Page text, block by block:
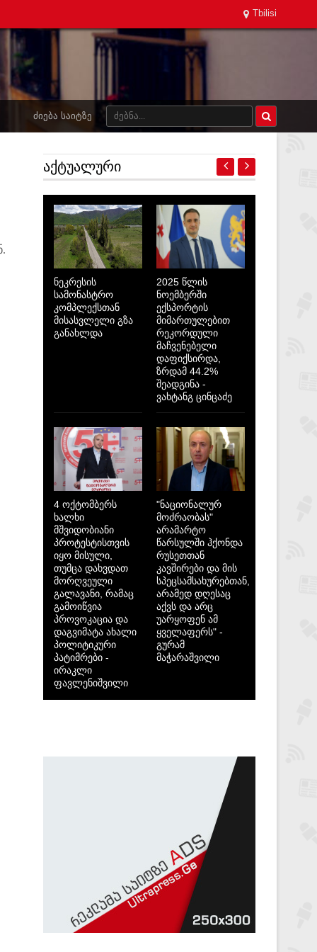
Tbilisi
ᲫᲘᲔᲑᲐ ᲡᲐᲘᲢᲖᲔ
ᲐᲥᲢᲣᲐᲚᲣᲠᲘ
ნეკრესის
სამონასტრო
კომპლექსთან
მისასვლელი გზა
განახლდა
2025 წლის
ნოემბერში
ექსპორტის
მიმართულებით
რეკორდული
მაჩვენებელი
დაფიქსირდა,
ზრდამ 44.2%
შეადგინა -
ვახტანგ ცინცაძე
4 ოქტომბერს
ხალხი
მშვიდობიანი
პროტესტისთვის
იყო მისული,
თუმცა დახვდათ
მორღვეული
გალავანი, რამაც
გამოიწვია
პროვოკაცია და
დაგვიმატა ახალი
პოლიტიკური
პატიმრები -
ირაკლი
ფავლენიშვილი
"ნაციონალურ
მოძრაობას"
არამარტო
წარსულში ჰქონდა
რუსეთთან
კავშირები და მის
სპეცსამსახურებთან,
არამედ დღესაც
აქვს და არც
უარყოფენ ამ
ყველაფერს" -
გურამ
მაჭარაშვილი